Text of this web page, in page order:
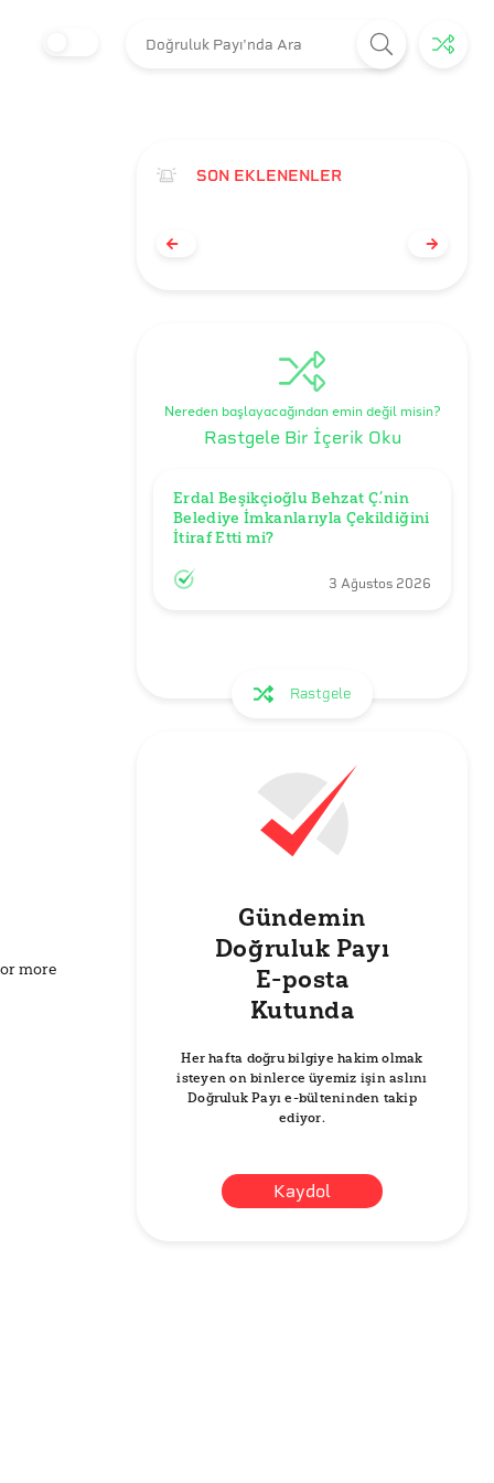
more
SON EKLENENLER
Nereden başlayacağından emin değil misin?
Rastgele Bir İçerik Oku
Erdal Beşikçioğlu Behzat Ç.’nin
Belediye İmkanlarıyla Çekildiğini
3 Ağustos 2026
Rastgele
Gündemin
Doğruluk Payı
E-posta
Kutunda
Her hafta doğru bilgiye hakim olmak
isteyen on binlerce üyemiz işin aslını
Doğruluk Payı e-bülteninden takip
ediyor.
Kaydol